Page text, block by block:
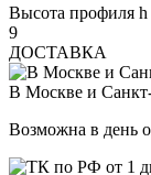
Высота профиля h
9
ДОСТАВКА
В Москве и
Возможна в день